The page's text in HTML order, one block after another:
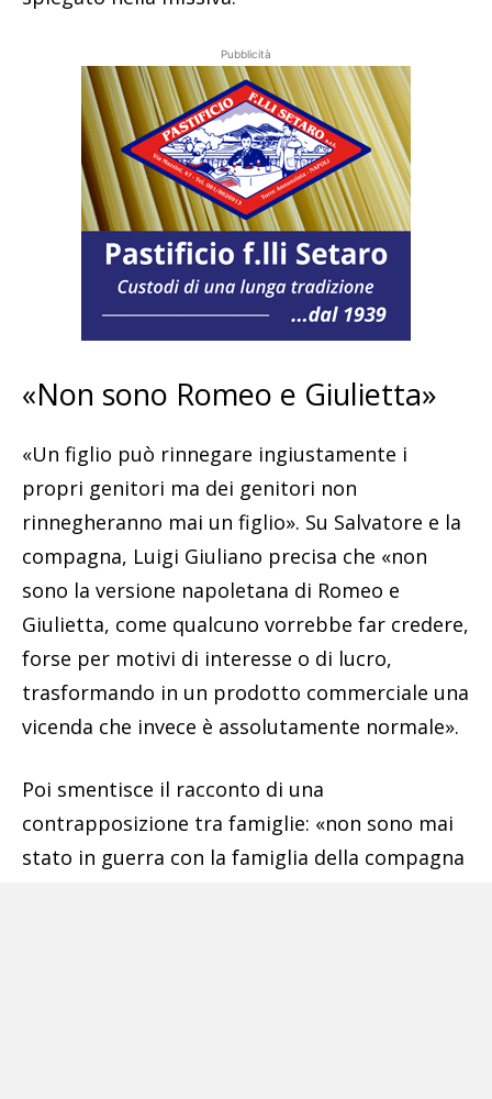
Pubblicità
«Non sono Romeo e Giulietta»
«Un figlio può rinnegare ingiustamente i
propri genitori ma dei genitori non
rinnegheranno mai un figlio». Su Salvatore e la
compagna, Luigi Giuliano precisa che «non
sono la versione napoletana di Romeo e
Giulietta, come qualcuno vorrebbe far credere,
forse per motivi di interesse o di lucro,
trasformando in un prodotto commerciale una
vicenda che invece è assolutamente normale».
Poi smentisce il racconto di una
contrapposizione tra famiglie: «non sono mai
stato in guerra con la famiglia della compagna